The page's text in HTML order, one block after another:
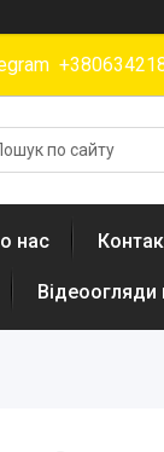
нас
Відеоогляди